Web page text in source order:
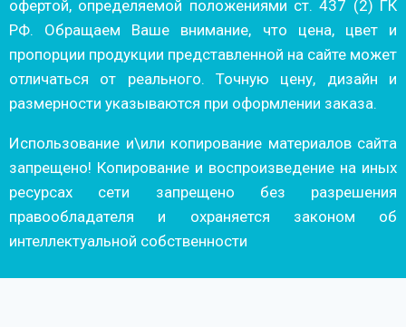
офертой, определяемой положениями ст. 437 (2) ГК
РФ. Обращаем Ваше внимание, что цена, цвет и
пропорции продукции представленной на сайте может
отличаться от реального. Точную цену, дизайн и
размерности указываются при оформлении заказа.
Использование и\или копирование материалов сайта
запрещено! Копирование и воспроизведение на иных
ресурсах сети запрещено без разрешения
правообладателя и охраняется законом об
интеллектуальной собственности